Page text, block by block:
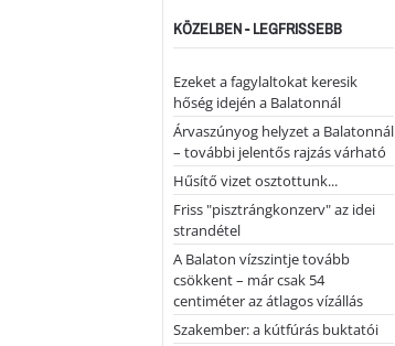
KÖZELBEN - LEGFRISSEBB
Ezeket a fagylaltokat keresik
hőség idején a Balatonnál
Árvaszúnyog helyzet a Balatonnál
– további jelentős rajzás várható
Hűsítő vizet osztottunk...
Friss "pisztrángkonzerv" az idei
strandétel
A Balaton vízszintje tovább
csökkent – már csak 54
centiméter az átlagos vízállás
Szakember: a kútfúrás buktatói